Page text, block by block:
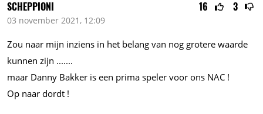
16 3
SCHEPPIONI
03 november 2021, 12:09
Zou naar mijn inziens in het belang van nog grotere waarde
kunnen zijn .......
maar Danny Bakker is een prima speler voor ons NAC !
Op naar dordt !